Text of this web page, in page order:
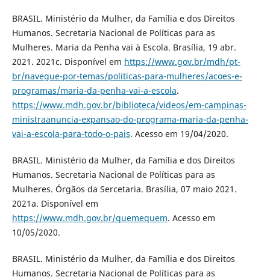
BRASIL. Ministério da Mulher, da Família e dos Direitos
Humanos. Secretaria Nacional de Políticas para as
Mulheres. Maria da Penha vai à Escola. Brasília, 19 abr.
2021. 2021c. Disponível em https://www.gov.br/mdh/pt-
br/navegue-por-temas/politicas-para-mulheres/acoes-e-
programas/maria-da-penha-vai-a-escola.
https://www.mdh.gov.br/biblioteca/videos/em-campinas-
ministraanuncia-expansao-do-programa-maria-da-penha-
vai-a-escola-para-todo-o-pais. Acesso em 19/04/2020.
BRASIL. Ministério da Mulher, da Família e dos Direitos
Humanos. Secretaria Nacional de Políticas para as
Mulheres. Órgãos da Sercetaria. Brasília, 07 maio 2021.
2021a. Disponível em
https://www.mdh.gov.br/quemequem. Acesso em
10/05/2020.
BRASIL. Ministério da Mulher, da Família e dos Direitos
Humanos. Secretaria Nacional de Políticas para as